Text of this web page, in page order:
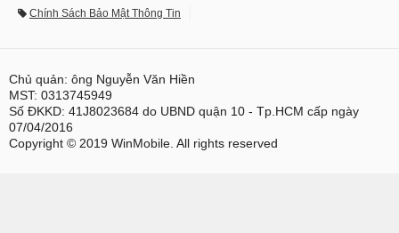
Chính Sách Bảo Mật Thông Tin
Chủ quản: ông Nguyễn Văn Hiền
MST: 0313745949
Số ĐKKD: 41J8023684 do UBND quận 10 - Tp.HCM cấp ngày
07/04/2016
Copyright © 2019 WinMobile. All rights reserved